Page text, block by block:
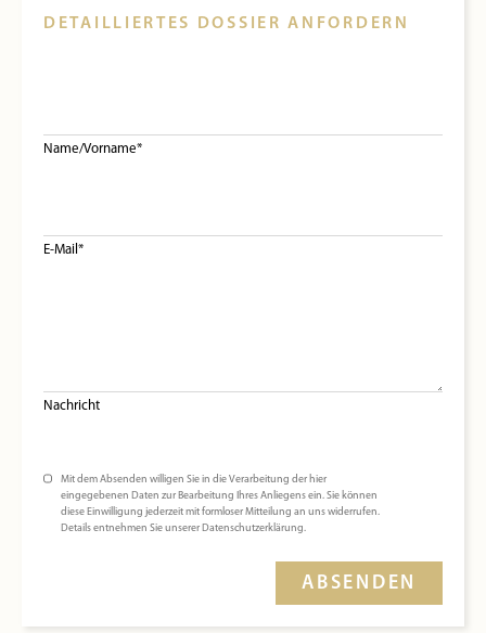
DETAILLIERTES DOSSIER ANFORDERN
Name/Vorname*
E-Mail*
Nachricht
Mit dem Absenden willigen Sie in die Verarbeitung der hier
eingegebenen Daten zur Bearbeitung Ihres Anliegens ein. Sie können
diese Einwilligung jederzeit mit formloser Mitteilung an uns widerrufen.
Details entnehmen Sie unserer Datenschutzerklärung.
ABSENDEN